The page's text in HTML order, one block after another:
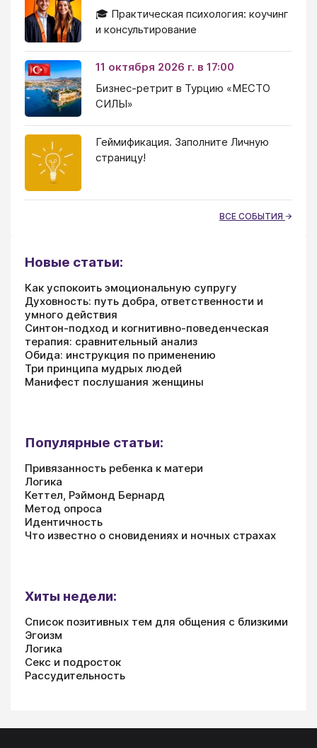
🎓 Практическая психология: коучинг
и консультирование
11 октября 2026 г. в 17:00
Бизнес-ретрит в Турцию «МЕСТО
СИЛЫ»
Геймификация. Заполните Личную
страницу!
ВСЕ СОБЫТИЯ
Новые статьи:
Как успокоить эмоциональную супругу
Духовность: путь добра, ответственности и
умного действия
Синтон-подход и когнитивно-поведенческая
терапия: сравнительный анализ
Обида: инструкция по применению
Три принципа мудрых людей
Манифест послушания женщины
Популярные статьи:
Привязанность ребенка к матери
Логика
Кеттел, Рэймонд Бернард
Метод опроса
Идентичность
Что известно о сновидениях и ночных страхах
Хиты недели:
Список позитивных тем для общения с близкими
Эгоизм
Логика
Секс и подросток
Рассудительность